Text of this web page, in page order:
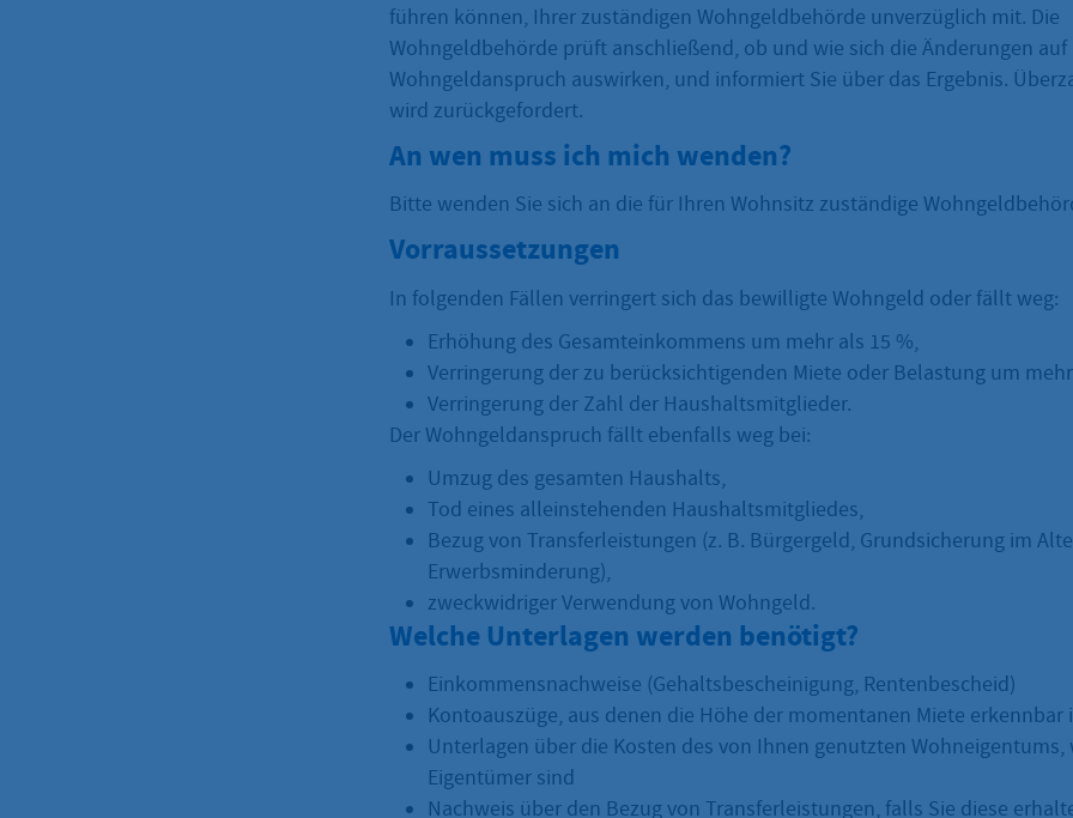
führen können, Ihrer zuständigen Wohngeldbehörde unverzüglich mit. Die
Wohngeldbehörde prüft anschließend, ob und wie sich die Änderungen auf
Wohngeldanspruch auswirken, und informiert Sie über das Ergebnis.
wird zurückgefordert.
An wen muss ich mich wenden?
Bitte wenden Sie sich an die für Ihren Wohnsitz zuständige
Vorraussetzungen
In folgenden Fällen verringert sich das bewilligte Wohngeld oder fällt weg:
Erhöhung des Gesamteinkommens um mehr als 15 %,
Verringerung der zu berücksichtigenden Miete oder Belastung um
Verringerung der Zahl der Haushaltsmitglieder.
Der Wohngeldanspruch fällt ebenfalls weg bei:
Umzug des gesamten Haushalts,
Tod eines alleinstehenden Haushaltsmitgliedes,
Bezug von Transferleistungen (z. B. Bürgergeld, Grundsicherung im
Erwerbsminderung),
zweckwidriger Verwendung von Wohngeld.
Welche Unterlagen werden benötigt?
Einkommensnachweise (Gehaltsbescheinigung, Rentenbescheid)
Kontoauszüge, aus denen die Höhe der momentanen Miete erkennbar
Unterlagen über die Kosten des von Ihnen genutzten Wohneigentums,
Eigentümer sind
Nachweis über den Bezug von Transferleistungen, falls Sie diese